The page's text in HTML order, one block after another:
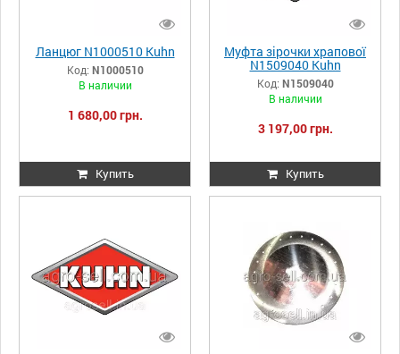
Ланцюг N1000510 Kuhn
Код: N1000510
В наличии
1 680,00 грн.
Купить
Муфта зірочки храпової
N1509040 Kuhn
Код: N1509040
В наличии
3 197,00 грн.
Купить